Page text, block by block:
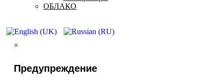
ОБЛАКО
×
Предупреждение